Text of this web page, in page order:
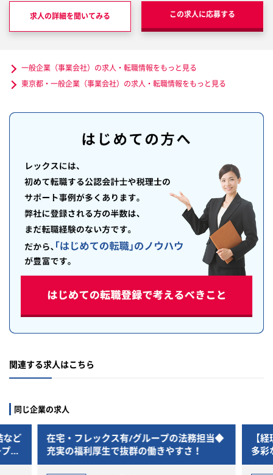
求人の詳細を聞いてみる この求人に応募する
一般企業（事業会社）の求人・転職情報をもっと見る
東京都・一般企業（事業会社）の求人・転職情報をもっと見る
関連する求人はこちら
同じ企業の求人
有/グループの法務担当◆
群の働きやすさ！
【経理・財務】M＆Aや海外子会
多彩なキャリアパスあり！MIXI
連結決算・開示業務担当